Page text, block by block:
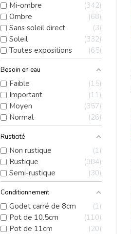
Mi-ombre
342
Ombre
68
Sans soleil direct
3
Soleil
332
Toutes expositions
65
Besoin en eau
Faible
15
Important
11
Moyen
357
Normal
26
Rusticité
Non rustique
1
Rustique
384
Semi-rustique
30
Conditionnement
Godet carré de 8cm
1
Pot de 10.5cm
110
Pot de 11cm
20